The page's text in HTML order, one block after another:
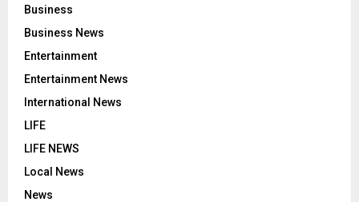
Business
Business News
Entertainment
Entertainment News
International News
LIFE
LIFE NEWS
Local News
News